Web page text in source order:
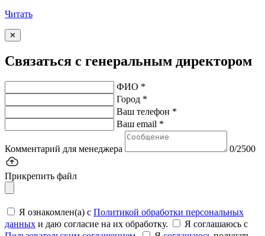
Читать
✕
Связаться с генеральным директором
ФИО *
Город *
Ваш телефон *
Ваш email *
Комментарий для менеджера 0/2500
Прикрепить файл
Я ознакомлен(а) с Политикой обработки персональных
данных и даю согласие на их обработку.
Я соглашаюсь c